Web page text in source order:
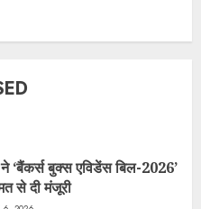
‘बैंकर्स बुक्स एविडेंस बिल-2026’
से दी मंजूरी